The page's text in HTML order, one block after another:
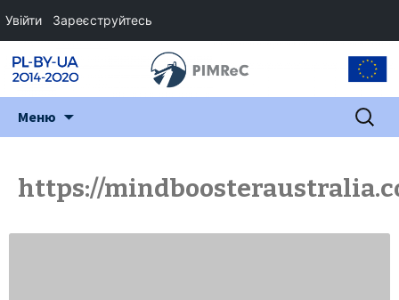
Меню Пошук:
https://
Увійти Зареєструйтесь